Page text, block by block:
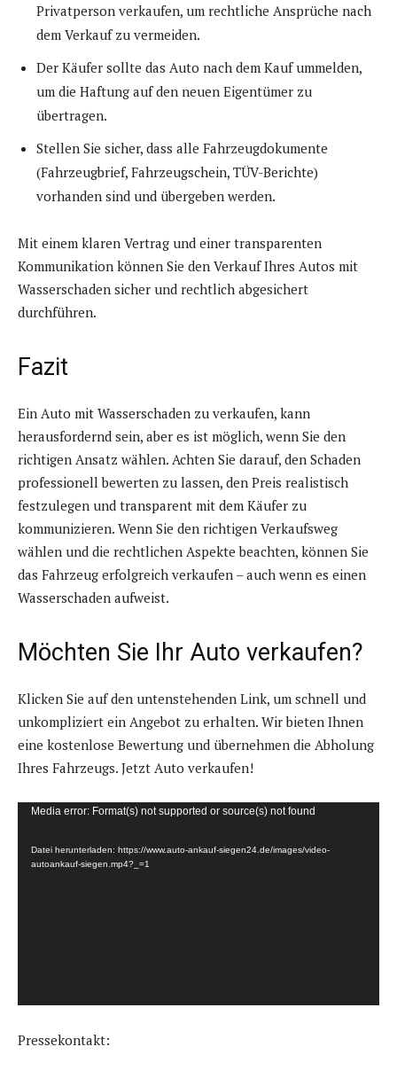
Privatperson verkaufen, um rechtliche Ansprüche nach
dem Verkauf zu vermeiden.
Der Käufer sollte das Auto nach dem Kauf ummelden,
um die Haftung auf den neuen Eigentümer zu
übertragen.
Stellen Sie sicher, dass alle Fahrzeugdokumente
(Fahrzeugbrief, Fahrzeugschein, TÜV-Berichte)
vorhanden sind und übergeben werden.
Mit einem klaren Vertrag und einer transparenten
Kommunikation können Sie den Verkauf Ihres Autos mit
Wasserschaden sicher und rechtlich abgesichert
durchführen.
Fazit
Ein Auto mit Wasserschaden zu verkaufen, kann
herausfordernd sein, aber es ist möglich, wenn Sie den
richtigen Ansatz wählen. Achten Sie darauf, den Schaden
professionell bewerten zu lassen, den Preis realistisch
festzulegen und transparent mit dem Käufer zu
kommunizieren. Wenn Sie den richtigen Verkaufsweg
wählen und die rechtlichen Aspekte beachten, können Sie
das Fahrzeug erfolgreich verkaufen – auch wenn es einen
Wasserschaden aufweist.
Möchten Sie Ihr Auto verkaufen?
Klicken Sie auf den untenstehenden Link, um schnell und
unkompliziert ein Angebot zu erhalten. Wir bieten Ihnen
eine kostenlose Bewertung und übernehmen die Abholung
Ihres Fahrzeugs. Jetzt Auto verkaufen!
e
Media error: Format(s) not supported or source(s) not found
Datei herunterladen: https://www.auto-ankauf-siegen24.de/images/video-
autoankauf-siegen.mp4?_=1
Pressekontakt: